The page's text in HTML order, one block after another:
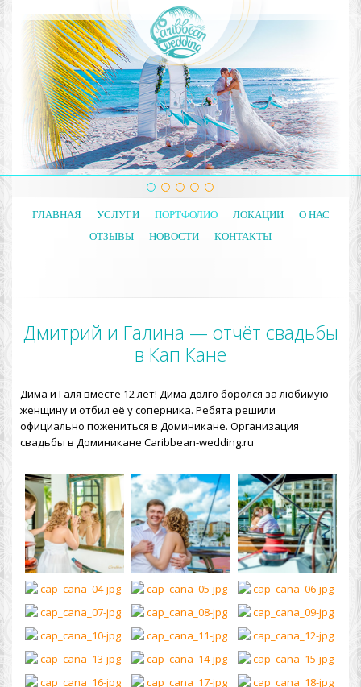
ГЛАВНАЯ УСЛУГИ ПОРТФОЛИО ЛОКАЦИИ
О НАС
ОТЗЫВЫ
НОВОСТИ КОНТАКТЫ
Дмитрий и Галина — отчёт свадьбы
в Кап Кане
Дима и Галя вместе 12 лет! Дима долго боролся за любимую
женщину и отбил её у соперника. Ребята решили
официально пожениться в Доминикане. Организация
свадьбы в Доминикане Caribbean-wedding.ru